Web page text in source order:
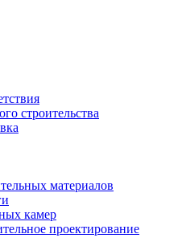
строительства
материалов
камер
проектирование